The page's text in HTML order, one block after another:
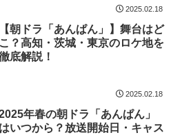
2025.02.18
【朝ドラ「あんぱん」】舞台はど
こ？高知・茨城・東京のロケ地を
底解説！
2025.02.18
年春の朝ドラ「あんぱん」
はいつから？放送開始日・キャス